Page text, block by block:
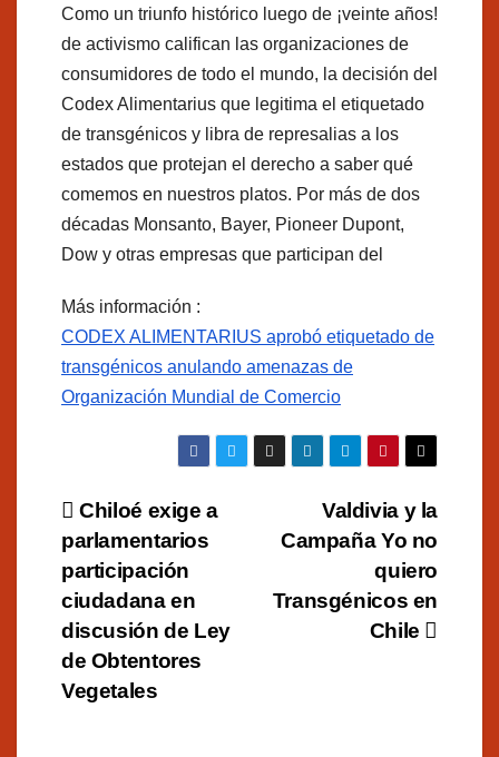
Como un triunfo histórico luego de ¡veinte años!
de activismo califican las organizaciones de
consumidores de todo el mundo, la decisión del
Codex Alimentarius que legitima el etiquetado
de transgénicos y libra de represalias a los
estados que protejan el derecho a saber qué
comemos en nuestros platos. Por más de dos
décadas Monsanto, Bayer, Pioneer Dupont,
Dow y otras empresas que participan del
Más información :
CODEX ALIMENTARIUS aprobó etiquetado de
transgénicos anulando amenazas de
Organización Mundial de Comercio
Navegación
de
entradas
Valdivia y la
Campaña Yo no
quiero
Transgénicos en
Chile
Chiloé exige a
parlamentarios
participación
ciudadana en
discusión de Ley
de Obtentores
Vegetales